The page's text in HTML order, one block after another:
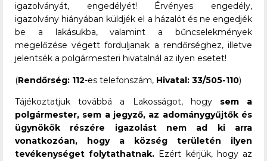
igazolványát, engedélyét! Érvényes engedély,
igazolvány hiányában küldjék el a házalót és ne engedjék
be a lakásukba, valamint a bűncselekmények
megelőzése végett forduljanak a rendőrséghez, illetve
jelentsék a polgármesteri hivatalnál az ilyen esetet!
(Rendőrség: 112-es telefonszám, Hivatal: 33/505-110)
Tájékoztatjuk továbbá a Lakosságot, hogy sem a
polgármester, sem a jegyző, az adománygyűjtők és
ügynökök részére igazolást nem ad ki arra
vonatkozóan, hogy a község területén ilyen
tevékenységet folytathatnak. Ezért kérjük, hogy az